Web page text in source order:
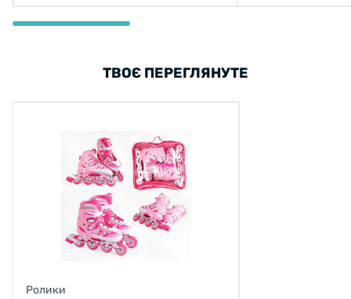
ТВОЄ ПЕРЕГЛЯНУТЕ
Ролики